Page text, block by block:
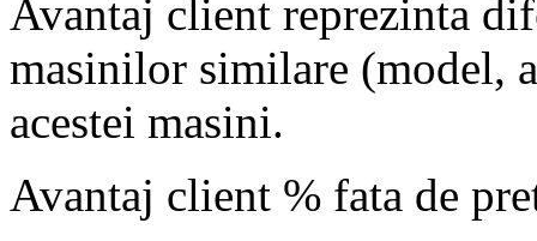
Avantaj client reprezinta
masinilor similare (model,
acestei masini.
Avantaj client % fata de